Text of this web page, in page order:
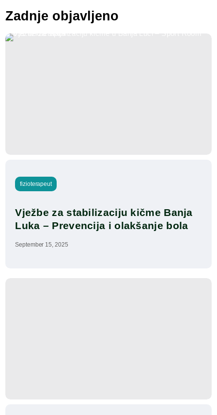
Zadnje objavljeno
fizioterapeut
Vježbe za stabilizaciju kičme Banja
Luka – Prevencija i olakšanje bola
September 15, 2025